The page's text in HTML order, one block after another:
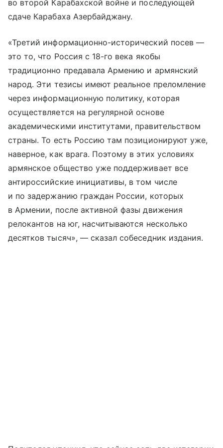
во второй Карабахской войне и последующей
сдаче Карабаха Азербайджану.
«Третий информационно-исторический посев —
это то, что Россия с 18-го века якобы
традиционно предавала Армению и армянский
народ. Эти тезисы имеют реальное преломление
через информационную политику, которая
осуществляется на регулярной основе
академическими институтами, правительством
страны. То есть Россию там позиционируют уже,
наверное, как врага. Поэтому в этих условиях
армянское общество уже поддерживает все
антироссийские инициативы, в том числе
и по задержанию граждан России, которых
в Армении, после активной фазы движения
релокантов на юг, насчитываются несколько
десятков тысяч», — сказал собеседник издания.